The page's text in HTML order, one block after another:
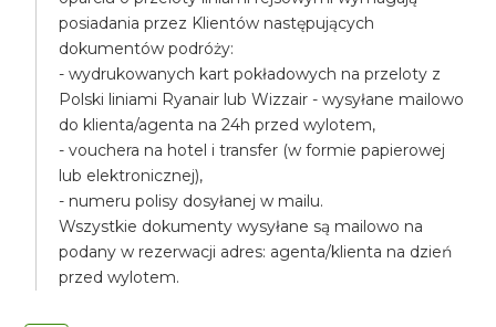
posiadania przez Klientów następujących
dokumentów podróży:
- wydrukowanych kart pokładowych na przeloty z
Polski liniami Ryanair lub Wizzair - wysyłane mailowo
do klienta/agenta na 24h przed wylotem,
- vouchera na hotel i transfer (w formie papierowej
lub elektronicznej),
- numeru polisy dosyłanej w mailu.
Wszystkie dokumenty wysyłane są mailowo na
podany w rezerwacji adres: agenta/klienta na dzień
przed wylotem.